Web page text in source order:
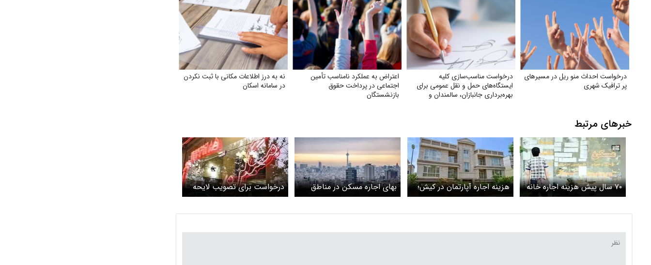
درخواست احداث منو ریل در مسیرهای
پر ترافیک شهری
درخواست مناسب‌سازی کلیه
ایستگاه‌های حمل‌ و نقل عمومی برای
بهره‌برداری جانبازان، سالمندان و
اعتراض به عملکرد نامناسب تأمین
اجتماعی در پرداخت حقوق
بازنشستگان
نه به درز اطلاعات مکانی با ثبت نکردن
در سامانه اسکان
خبرهای مرتبط
۷۰ سال پیش هزینه اجاره خانه
در تهران چقدر بود؟
هزینه اجاره آپارتمان در کیش؛
اسفند ۱۴۰۳
بهای اجاره مسکن در مناطق
مرکزی تهران؛ ۹ اسفند
درخواست برای تصویب لایحه
تمدید یک‌ساله قراردادهای